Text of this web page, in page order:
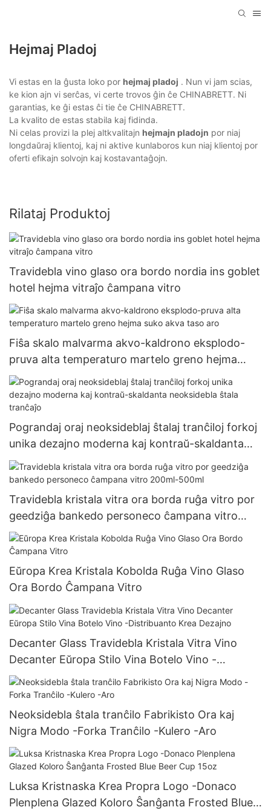
Hejmaj Pladoj
Vi estas en la ĝusta loko por hejmaj pladoj . Nun vi jam scias,
ke kion ajn vi serĉas, vi certe trovos ĝin ĉe CHINABRETT. Ni
garantias, ke ĝi estas ĉi tie ĉe CHINABRETT.
La kvalito de estas stabila kaj fidinda.
Ni celas provizi la plej altkvalitajn hejmajn pladojn por niaj
longdaŭraj klientoj, kaj ni aktive kunlaboros kun niaj klientoj por
oferti efikajn solvojn kaj kostavantaĝojn.
Rilataj Produktoj
Travidebla vino glaso ora bordo nordia ins goblet
hotel hejma vitraĵo ĉampana vitro
Fiŝa skalo malvarma akvo-kaldrono eksplodo-
pruva alta temperaturo martelo greno hejma
suko akva taso aro
Pograndaj oraj neoksideblaj ŝtalaj tranĉiloj forkoj
unika dezajno moderna kaj kontraŭ-skaldanta
neoksidebla ŝtala tranĉaĵo
Travidebla kristala vitra ora borda ruĝa vitro por
geedziĝa bankedo personeco ĉampana vitro
200ml-500ml
Eŭropa Krea Kristala Kobolda Ruĝa Vino Glaso
Ora Bordo Ĉampana Vitro
Decanter Glass Travidebla Kristala Vitra Vino
Decanter Eŭropa Stilo Vina Botelo Vino -
Distribuanto Krea Dezajno
Neoksidebla ŝtala tranĉilo Fabrikisto Ora kaj
Nigra Modo -Forka Tranĉilo -Kulero -Aro
Luksa Kristnaska Krea Propra Logo -Donaco
Plenplena Glazed Koloro Ŝanĝanta Frosted Blue